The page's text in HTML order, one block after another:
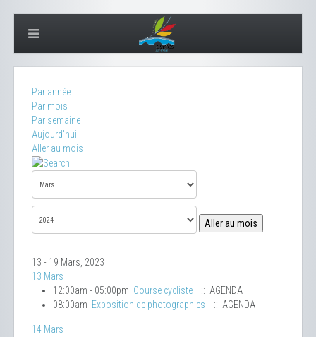
Par année
Par mois
Par semaine
Aujourd'hui
Aller au mois
Aller au mois
13 - 19 Mars, 2023
13 Mars
12:00am - 05:00pm Course cycliste
:: AGENDA
08:00am Exposition de photographies :: AGENDA
14 Mars